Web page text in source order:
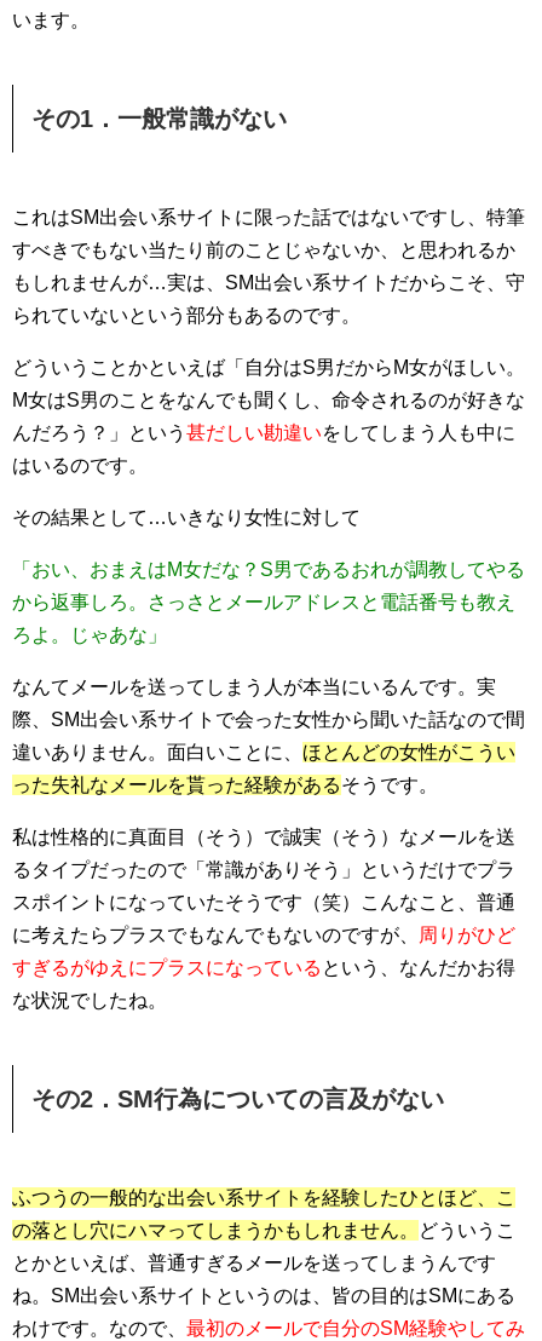
います。
その1．一般常識がない
これはSM出会い系サイトに限った話ではないですし、特筆
すべきでもない当たり前のことじゃないか、と思われるか
もしれませんが…実は、SM出会い系サイトだからこそ、守
られていないという部分もあるのです。
どういうことかといえば「自分はS男だからM女がほしい。
M女はS男のことをなんでも聞くし、命令されるのが好きな
んだろう？」という 甚だしい勘違いをしてしまう人も中に
はいるのです。
その結果として…いきなり女性に対して
「おい、おまえはM女だな？S男であるおれが調教してやる
から返事しろ。さっさとメールアドレスと電話番号も教え
ろよ。じゃあな」
なんてメールを送ってしまう人が本当にいるんです。実
際、SM出会い系サイトで会った女性から聞いた話なので間
違いありません。面白いことに、 ほとんどの女性がこうい
った失礼なメールを貰った経験があるそうです。
私は性格的に真面目（そう）で誠実（そう）なメールを送
るタイプだったので「常識がありそう」というだけでプラ
スポイントになっていたそうです（笑）こんなこと、普通
に考えたらプラスでもなんでもないのですが、 周りがひど
すぎるがゆえにプラスになっている という、なんだかお得
な状況でしたね。
その2．SM行為についての言及がない
ふつうの一般的な出会い系サイトを経験したひとほど、こ
の落とし穴にハマってしまうかもしれません。
どういうこ
とかといえば、普通すぎるメールを送ってしまうんです
ね。SM出会い系サイトというのは、皆の目的はSMにある
わけです。なので、 最初のメールで自分のSM経験やしてみ